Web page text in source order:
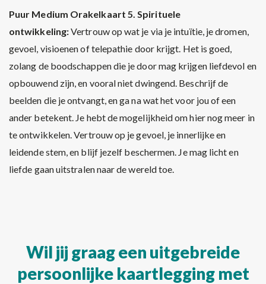
Puur Medium Orakelkaart 5. Spirituele
ontwikkeling:Vertrouw op wat je via je intuïtie, je dromen,
gevoel, visioenen of telepathie door krijgt. Het is goed,
zolang de boodschappen die je door mag krijgen liefdevol en
opbouwend zijn, en vooral niet dwingend. Beschrijf de
beelden die je ontvangt, en ga na wat het voor jou of een
ander betekent. Je hebt de mogelijkheid om hier nog meer in
te ontwikkelen. Vertrouw op je gevoel, je innerlijke en
leidende stem, en blijf jezelf beschermen. Je mag licht en
liefde gaan uitstralen naar de wereld toe.
Wil jij graag een uitgebreide
persoonlijke kaartlegging met